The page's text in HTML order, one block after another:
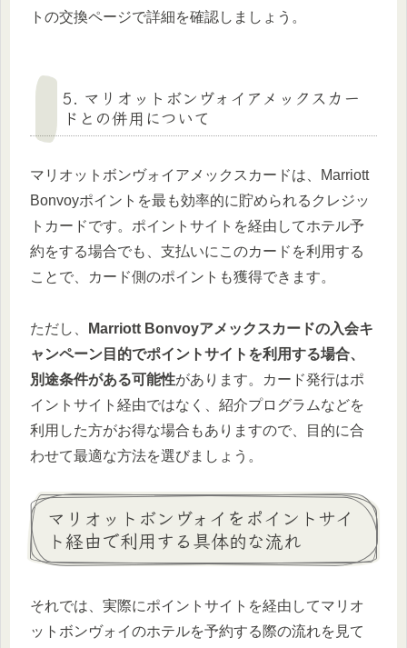
トの交換ページで詳細を確認しましょう。
5. マリオットボンヴォイアメックスカー
ドとの併用について
マリオットボンヴォイアメックスカードは、Marriott
Bonvoyポイントを最も効率的に貯められるクレジッ
トカードです。ポイントサイトを経由してホテル予
約をする場合でも、支払いにこのカードを利用する
ことで、カード側のポイントも獲得できます。
ただし、
Marriott Bonvoyアメックスカードの入会キ
ャンペーン目的でポイントサイトを利用する場合、
別途条件がある可能性があります。カード発行はポ
イントサイト経由ではなく、紹介プログラムなどを
利用した方がお得な場合もありますので、目的に合
わせて最適な方法を選びましょう。
マリオットボンヴォイをポイントサイ
ト経由で利用する具体的な流れ
それでは、実際にポイントサイトを経由してマリオ
ットボンヴォイのホテルを予約する際の流れを見て